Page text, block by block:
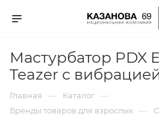
Мастурбатор PDX
Teazer с
Главная — Каталог —
Бренды товаров для взрослых —